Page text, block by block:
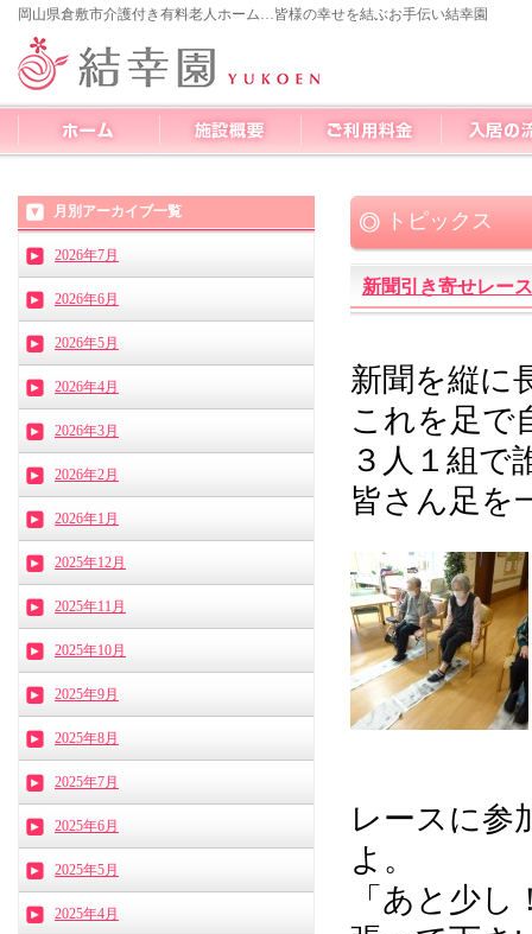
岡山県倉敷市介護付き有料老人ホーム…皆様の幸せを結ぶお手伝い結幸園
トピックス
新聞引き寄せレース
新聞を縦に
これを足で
３人１組で
皆さん足を
レースに参
よ。
「あと少
月別アーカイブ一覧
2026年7月
2026年6月
2026年5月
2026年4月
2026年3月
2026年2月
2026年1月
2025年12月
2025年11月
2025年10月
2025年9月
2025年8月
2025年7月
2025年6月
2025年5月
2025年4月